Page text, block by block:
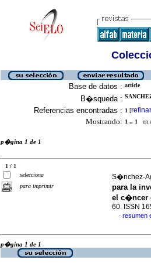
Base de datos : article
B�squeda :
Referencias encontradas : 1 [refinar
Mostrando: 1 .. 1 en
p�gina 1 de 1
1 / 1
selecciona
para imprimir
S�nchez-
para la
el c�ncer
60. ISSN
· resumen
p�gina 1 de 1